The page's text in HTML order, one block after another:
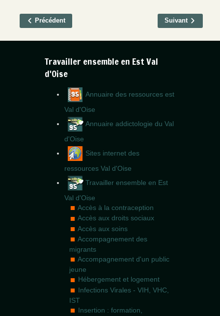
Précédent Suivant
Travailler ensemble en Est Val
d'Oise
Annuaire des ressources est
Val d'Oise
Annuaire addictologie du Val
d'Oise
Sites internet des
ressources Val d'Oise
Travailler ensemble en Est
Val d'Oise
Accès à la contraception
Accès aux droits sociaux
Accès aux soins
Accompagnement des
migrants
Accompagnement d'un public
jeune
Hébergement et logement
Infections Virales - VIH, VHC,
IST
Insertion : formation,